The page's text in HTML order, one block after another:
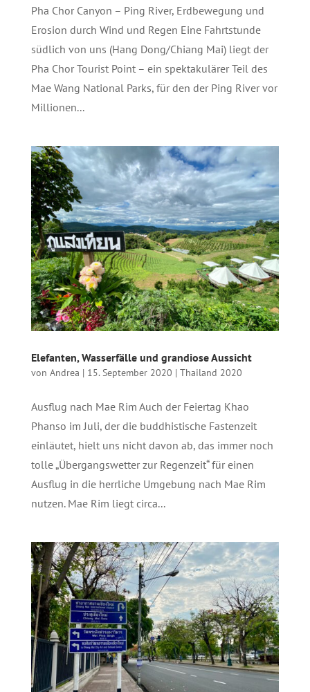
Pha Chor Canyon – Ping River, Erdbewegung und
Erosion durch Wind und Regen Eine Fahrtstunde
südlich von uns (Hang Dong/Chiang Mai) liegt der
Pha Chor Tourist Point – ein spektakulärer Teil des
Mae Wang National Parks, für den der Ping River vor
Millionen...
Elefanten, Wasserfälle und grandiose Aussicht
von Andrea | 15. September 2020 | Thailand 2020
Ausflug nach Mae Rim Auch der Feiertag Khao
Phanso im Juli, der die buddhistische Fastenzeit
einläutet, hielt uns nicht davon ab, das immer noch
tolle „Übergangswetter zur Regenzeit“ für einen
Ausflug in die herrliche Umgebung nach Mae Rim
nutzen. Mae Rim liegt circa...